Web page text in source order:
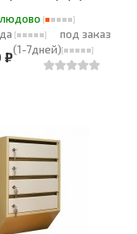
под заказ
(1-7дней)
₽